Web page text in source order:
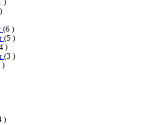
)
)
(6 )
(5 )
)
(3 )
)
)